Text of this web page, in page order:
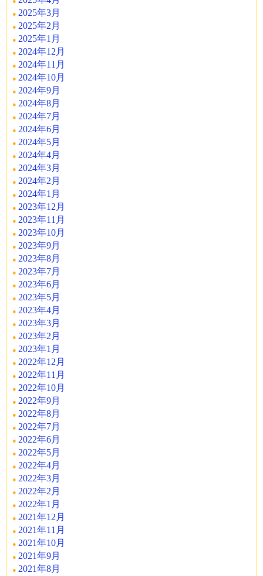
2025年3月
2025年2月
2025年1月
2024年12月
2024年11月
2024年10月
2024年9月
2024年8月
2024年7月
2024年6月
2024年5月
2024年4月
2024年3月
2024年2月
2024年1月
2023年12月
2023年11月
2023年10月
2023年9月
2023年8月
2023年7月
2023年6月
2023年5月
2023年4月
2023年3月
2023年2月
2023年1月
2022年12月
2022年11月
2022年10月
2022年9月
2022年8月
2022年7月
2022年6月
2022年5月
2022年4月
2022年3月
2022年2月
2022年1月
2021年12月
2021年11月
2021年10月
2021年9月
2021年8月